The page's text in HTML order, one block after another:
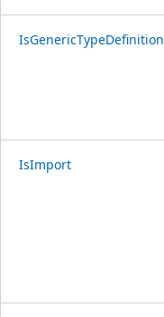
IsGenericTypeDefinition
IsImport